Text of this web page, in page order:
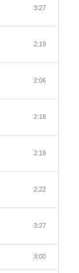
3:27
2:19
2:06
2:18
2:19
2:22
3:27
3:00